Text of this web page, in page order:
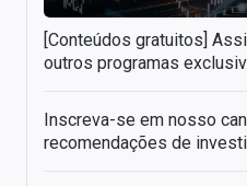
[Conteúdos gratuitos]
outros programas
Inscreva-se em nosso
recomendações de